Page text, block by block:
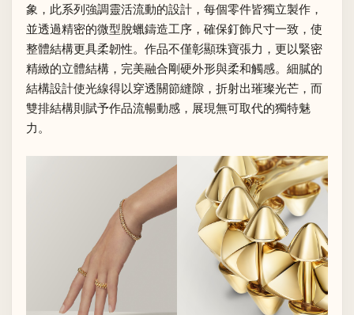
象，此系列強調靈活流動的設計，每個零件皆獨立製作，
並透過精密的微型脫蠟鑄造工序，確保釘飾尺寸一致，使
整體結構更具柔韌性。作品不僅彰顯珠寶張力，更以緊密
精緻的立體結構，完美融合剛硬外形與柔和觸感。細膩的
結構設計使光線得以穿透關節縫隙，折射出璀璨光芒，而
雙排結構則賦予作品流暢動感，展現無可取代的獨特魅
力。